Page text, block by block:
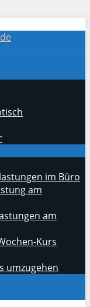
im Büro
am
am
Kurs
umzugehen